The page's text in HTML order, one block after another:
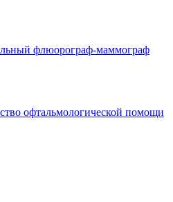
флюорограф-маммограф
офтальмологической помощи